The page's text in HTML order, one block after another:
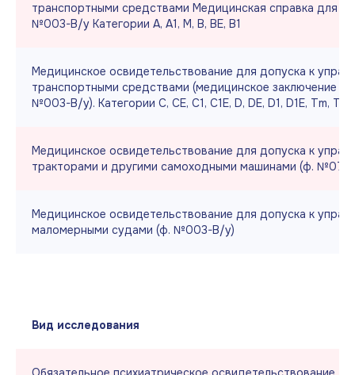
транспортными средствами Медицинская справка для
№003-В/у Категории А, А1, М, В, ВЕ, В1
Медицинское освидетельствование для допуска к
транспортными средствами (медицинское заключение
№003-В/у). Категории С, СЕ, С1, С1Е, D, DЕ, D1, D1Е, Tm, Tb
Медицинское освидетельствование для допуска к
тракторами и другими самоходными машинами (ф.
Медицинское освидетельствование для допуска к
маломерными судами (ф. №003-В/у)
Вид исследования